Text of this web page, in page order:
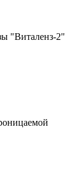
"Виталенз-2"